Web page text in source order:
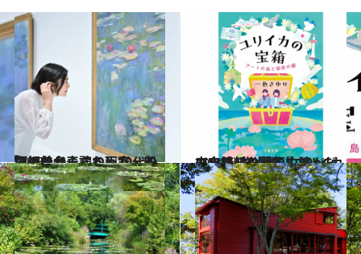
2025.1.4
【初めから読む】10代の頃は分からなかった、印象派を代表する画家・モネの魅力
カルチャー 2024.1.23
アート×旅小説『ユリイカの宝箱』の冒頭約20ページを無料公開！ 読んだ方の感想も募集中！
カルチャー